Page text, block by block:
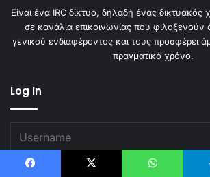
Είναι ένα IRC δίκτυο, δηλαδή ένας δικτυακός
σε κανάλια επικοινωνίας που φιλοξενούν
γενικού ενδιαφέροντος και τους προσφέρει
πραγματικό χρόνο.
Log In